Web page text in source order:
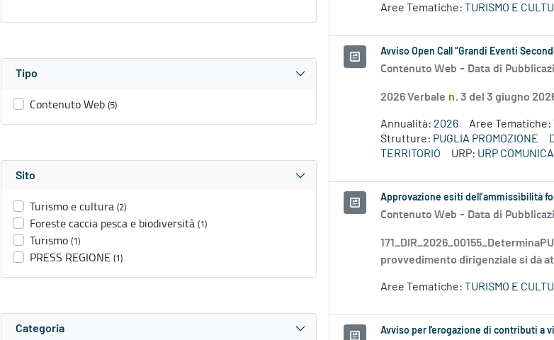
Tipo
Contenuto Web (5)
Sito
Turismo e cultura (2)
Foreste caccia pesca e biodiversità (1)
Turismo (1)
PRESS REGIONE (1)
Categoria
Aree Tematiche: TURISMO E
Avviso Open Call “Grandi Eventi
Contenuto Web - Data di
2026 Verbale n. 3 del 3 giugno
Annualità: 2026 Aree Tematiche:
Strutture: PUGLIA PROMOZIONE
TERRITORIO
URP: URP COMUNICA
Approvazione esiti dell’ammissibilità
Contenuto Web - Data di
provvedimento dirigenziale si dà
Aree Tematiche: TURISMO E
Avviso per l'erogazione di contributi a